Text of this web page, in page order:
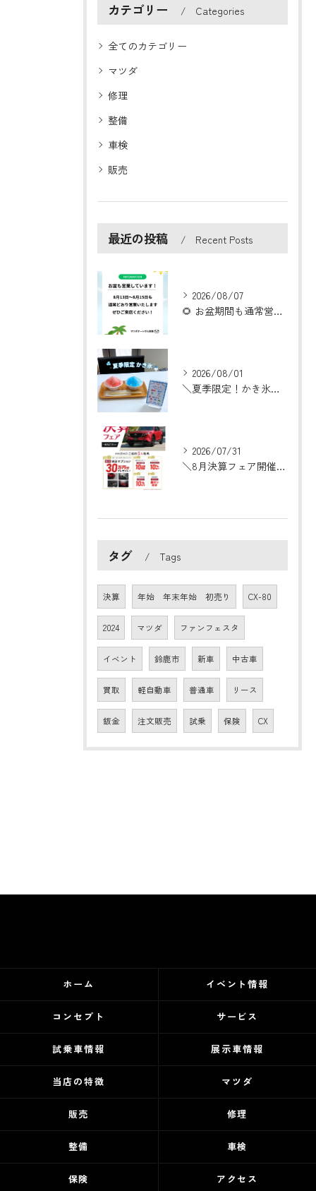
カテゴリー Categories
全てのカテゴリー
マツダ
修理
整備
車検
販売
最近の投稿 Recent Posts
2026/08/07
🌻 お盆期間も通常営業いたします！ 🌻
2026/08/01
＼夏季限定！かき氷はじめました🍧／
2026/07/31
＼8月決算フェア開催！／
タグ Tags
決算 年始 年末年始 初売り CX-80
2024 マツダ ファンフェスタ
イベント 鈴鹿市 新車 中古車
買取 軽自動車 普通車 リース
鈑金 注文販売 試乗 保険 CX
ホーム イベント情報
コンセプト サービス
試乗車情報 展示車情報
当店の特徴 マツダ
販売 修理
整備 車検
保険 アクセス